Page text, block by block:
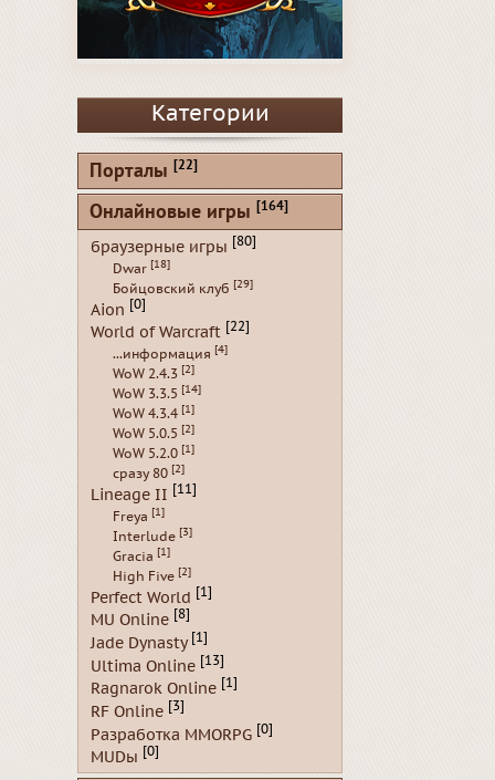
Категории
Порталы [22]
Онлайновые игры [164]
браузерные игры [80]
Dwar [18]
Бойцовский клуб [29]
Aion [0]
World of Warcraft [22]
...информация [4]
WoW 2.4.3 [2]
WoW 3.3.5 [14]
WoW 4.3.4 [1]
WoW 5.0.5 [2]
WoW 5.2.0 [1]
сразу 80 [2]
Lineage II [11]
Freya [1]
Interlude [3]
Gracia [1]
High Five [2]
Perfect World [1]
MU Online [8]
Jade Dynasty [1]
Ultima Online [13]
Ragnarok Online [1]
RF Online [3]
Разработка MMORPG [0]
MUDы [0]